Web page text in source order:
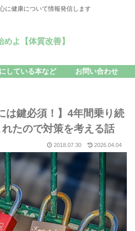
に健康について情報発信します
めよ【体質改善】
している本など お問い合わせ
は鍵必須！】4年間乗り続
たので対策を考える話
2018.07.30 2026.04.04